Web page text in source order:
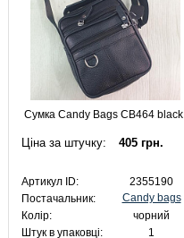
Сумка Candy Bags CB464 black
Ціна за штучку: 405 грн.
Артикул ID:
2355190
Постачальник:
Candy bags
Колір:
чорний
Штук в упаковці:
1